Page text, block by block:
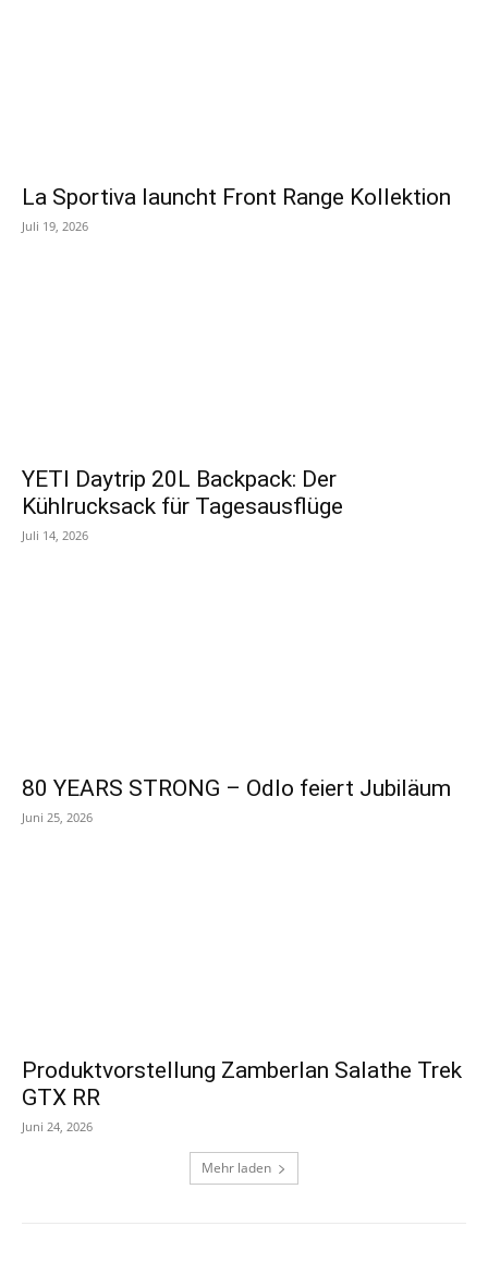
La Sportiva launcht Front Range Kollektion
Juli 19, 2026
YETI Daytrip 20L Backpack: Der
Kühlrucksack für Tagesausflüge
Juli 14, 2026
80 YEARS STRONG – Odlo feiert Jubiläum
Juni 25, 2026
Produktvorstellung Zamberlan Salathe Trek
GTX RR
Juni 24, 2026
Mehr laden